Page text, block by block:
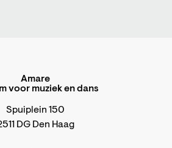
Amare
voor muziek en dans
Spuiplein 150
DG Den Haag